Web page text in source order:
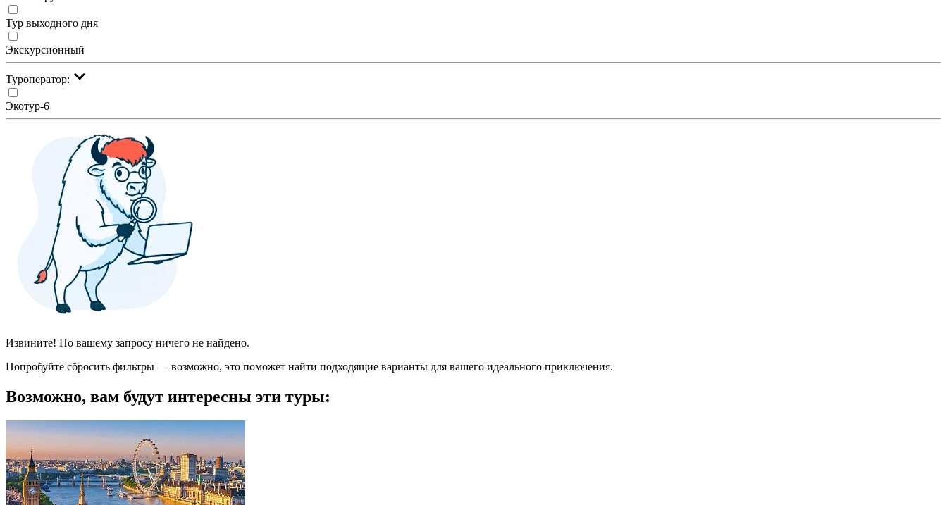
Тур выходного дня
Экскурсионный
Туроператор:
Экотур-6
Извините! По вашему запросу ничего не найдено.
Попробуйте сбросить фильтры — возможно, это поможет найти подходящие варианты для вашего идеального приключения.
Возможно, вам будут интересны эти туры: